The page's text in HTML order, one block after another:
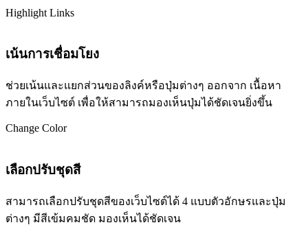
Highlight Links
เน้นการเชื่อมโยง
ช่วยเน้นและแยกส่วนของลิงค์หรือปุ่มต่างๆ ออกจาก เนื้อหา
ภายในเว็บไซต์ เพื่อให้สามารถมองเห็นปุ่มได้ชัดเจนยิ่งขึ้น
Change Color
เลือกปรับชุดสี
สามารถเลือกปรับชุดสีของเว็บไซต์ได้ 4 แบบตัวอักษรและปุ่ม
ต่างๆ มีสีเข้มคมชัด มองเห็นได้ชัดเจน